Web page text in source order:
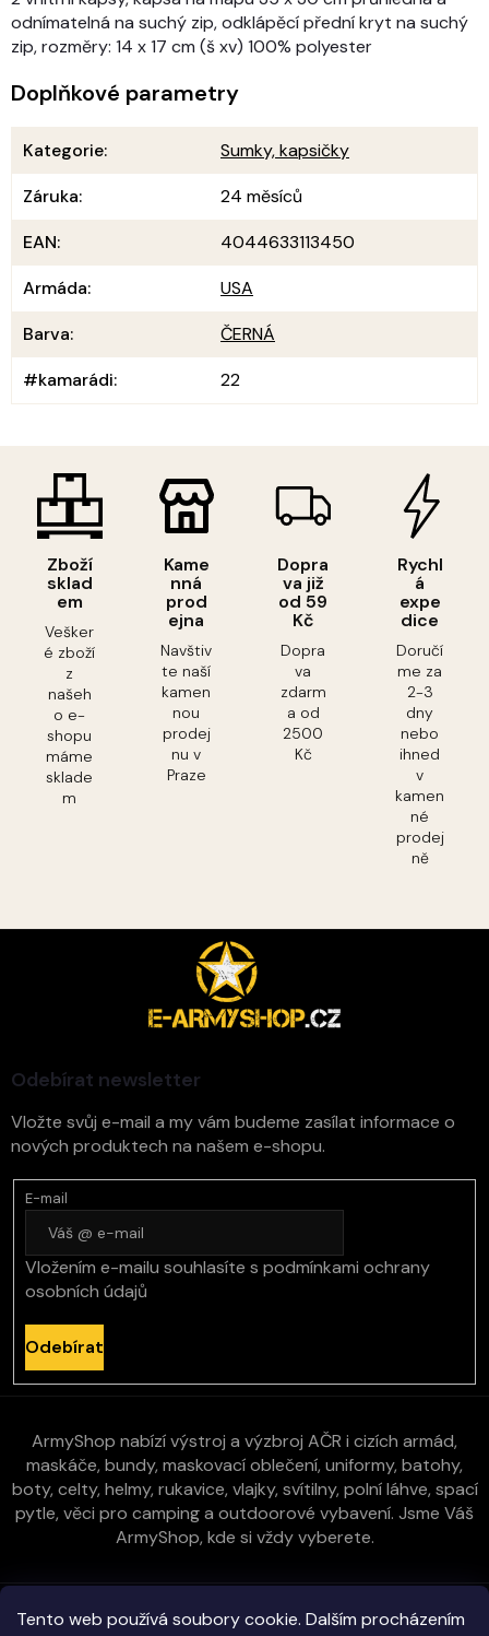
Tento web používá soubory cookie. Dalším procházením
Zboží
sklad
em
Vešker
é zboží
z
našeh
o e-
shopu
máme
sklade
m
Kame
nná
prod
ejna
Navštiv
te naší
kamen
nou
prodej
nu v
Praze
Dopra
va již
od 59
Kč
Dopra
va
zdarm
a od
2500
Kč
Rychl
á
expe
dice
Doručí
me za
2-3
dny
nebo
ihned
v
kamen
né
prodej
ně
odnímatelná na suchý zip, odklápěcí přední kryt na suchý
zip, rozměry: 14 x 17 cm (š xv) 100% polyester
Doplňkové parametry
Kategorie:
Sumky, kapsičky
Záruka:
24 měsíců
EAN:
4044633113450
Armáda:
USA
Barva:
ČERNÁ
#kamarádi: 22
Odebírat newsletter
Vložte svůj e-mail a my vám budeme zasílat informace o
nových produktech na našem e-shopu.
E-mail
Vložením e-mailu souhlasíte s podmínkami ochrany
osobních údajů
Odebírat
ArmyShop nabízí výstroj a výzbroj AČR i cizích armád,
maskáče, bundy, maskovací oblečení, uniformy, batohy,
boty, celty, helmy, rukavice, vlajky, svítilny, polní láhve, spací
pytle, věci pro camping a outdoorové vybavení. Jsme Váš
ArmyShop, kde si vždy vyberete.
Zákaznická péče